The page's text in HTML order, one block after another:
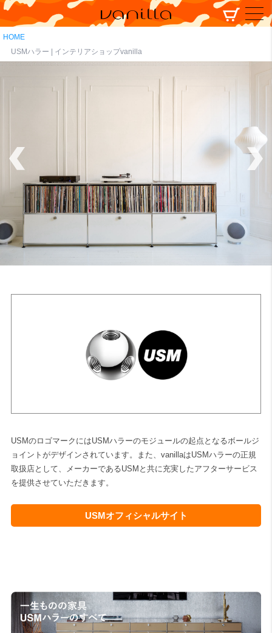
HOME
USMハラー | インテリアショップvanilla
USMのロゴマークにはUSMハラーのモジュールの起点となるボールジ
ョイントがデザインされています。また、vanillaはUSMハラーの正規
取扱店として、メーカーであるUSMと共に充実したアフターサービス
を提供させていただきます。
USMオフィシャルサイト